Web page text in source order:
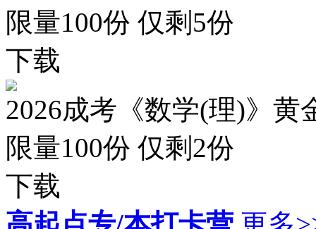
限量100份 仅剩 5份
下载
2026成考《数学(理)》黄
限量100份 仅剩 2份
下载